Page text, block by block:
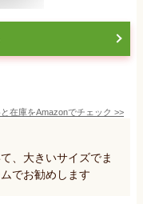
在庫をAmazonでチェック >>
、大きいサイズでま
でお勧めします